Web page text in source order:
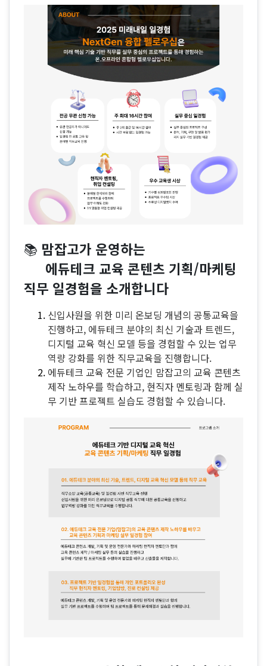
📚 맘잡고가 운영하는
에듀테크 교육 콘텐츠 기획/마케팅
직무 일경험을 소개합니다
신입사원을 위한 미리 온보딩 개념의 공통교육을
진행하고, 에듀테크 분야의 최신 기술과 트렌드,
디지털 교육 혁신 모델 등을 경험할 수 있는 업무
역량 강화를 위한 직무교육을 진행합니다.
에듀테크 교육 전문 기업인 맘잡고의 교육 콘텐츠
제작 노하우를 학습하고, 현직자 멘토링과 함께 실
무 기반 프로젝트 실습도 경험할 수 있습니다.